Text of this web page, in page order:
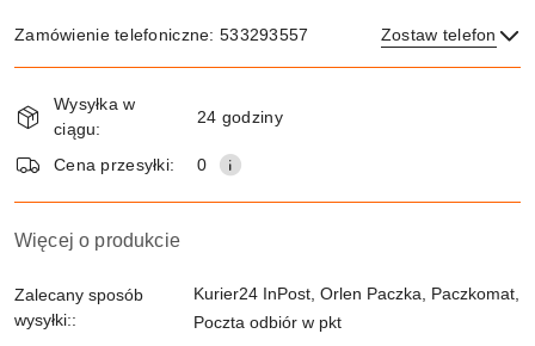
Zamówienie telefoniczne: 533293557 Zostaw telefon
i
dostawa
Wysyłka w
ciągu:
24 godziny
Cena przesyłki: 0
Więcej o produkcie
Zalecany sposób
wysyłki::
Kurier24 InPost, Orlen Paczka, Paczkomat,
Poczta odbiór w pkt